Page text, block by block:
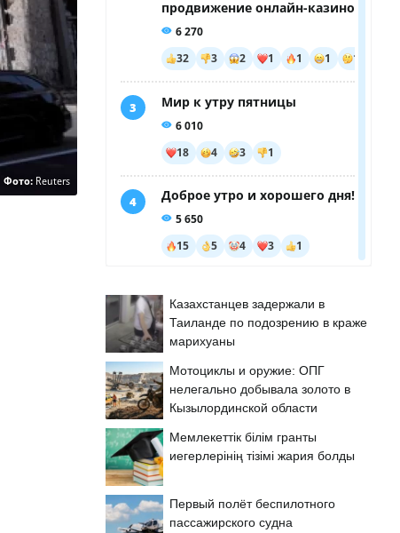
Фото: Reuters
Казахстанцев задержали в
Таиланде по подозрению в краже
марихуаны
Мотоциклы и оружие: ОПГ
нелегально добывала золото в
Кызылординской области
Мемлекеттік білім гранты
иегерлерінің тізімі жария болды
Первый полёт беспилотного
пассажирского судна